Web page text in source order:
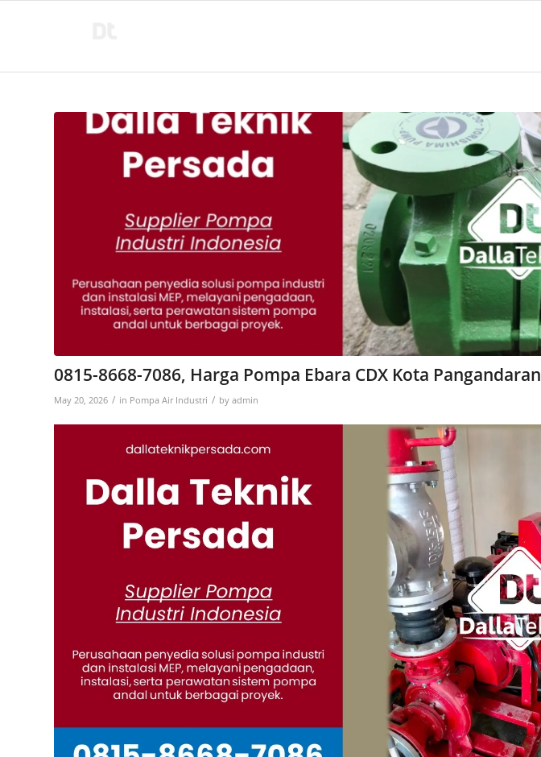
0815-8668-7086, Harga Pompa Ebara CDX Kota Pangandaran
May 20, 2026 / in Pompa Air Industri / by admin